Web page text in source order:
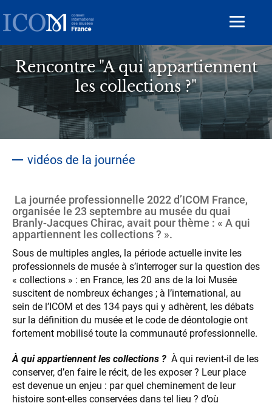
au
contenu
principal
Toggle
Rencontre "A qui appartiennent
les collections ?"
vidéos de la journée
La journée professionnelle 2022 d’ICOM France,
organisée le 23 septembre au musée du quai
Branly-Jacques Chirac, avait pour thème : « A qui
appartiennent les collections ? ».
Sous de multiples angles, la période actuelle invite les
professionnels de musée à s’interroger sur la question des
« collections » : en France, les 20 ans de la loi Musée
suscitent de nombreux échanges ; à l’international, au
sein de l’ICOM et des 134 pays qui y adhèrent, les débats
sur la définition du musée et le code de déontologie ont
fortement mobilisé toute la communauté professionnelle.
À qui appartiennent les collections ? À qui revient-il de les
conserver, d’en faire le récit, de les exposer ? Leur place
est devenue un enjeu : par quel cheminement de leur
histoire sont-elles conservées dans tel lieu ? d’où